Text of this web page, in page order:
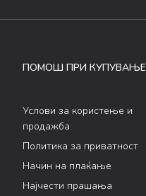
ПОМОШ ПРИ КУПУВАЊЕ
Услови за користење и
продажба
Политика за приватност
Начин на плаќање
Најчести прашања